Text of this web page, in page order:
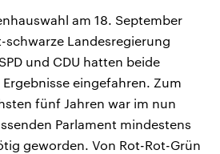
am 18. September
Landesregierung
und CDU hatten beide
eingefahren. Zum
fünf Jahren war im nun
Parlament mindestens
geworden. Von Rot-Rot-Grün